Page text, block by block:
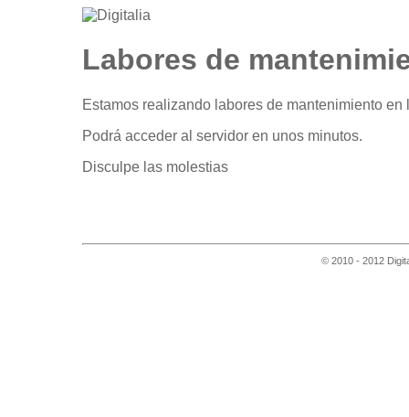
Labores de
Estamos realizando labores de mantenimiento en
Podrá acceder al servidor en unos minutos.
Disculpe las molestias
© 2010 - 2012